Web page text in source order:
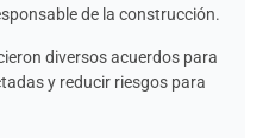
de la construcción.
diversos acuerdos para
y reducir riesgos para